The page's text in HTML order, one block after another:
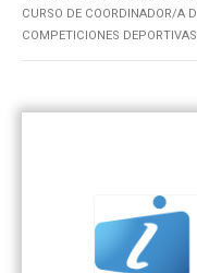
CURSO DE COORDINADOR/A
COMPETICIONES